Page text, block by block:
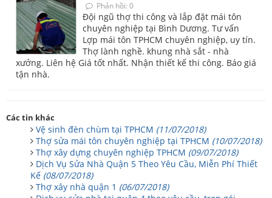
Phản hồi: 0
Đội ngũ thợ thi công và lắp đặt mái tôn
chuyên nghiệp tại Bình Dương. Tư vấn
Lợp mái tôn TPHCM chuyên nghiệp, uy tín.
Thợ lành nghề. khung nhà sắt - nhà
xưởng. Liên hệ Giá tốt nhất. Nhận thiết kế thi công. Báo giá
tận nhà.
Các tin khác
Vệ sinh đèn chùm tại TPHCM (11/07/2018)
Thợ sửa mái tôn chuyên nghiệp tại TPHCM (10/07/2018)
Thợ xây dựng chuyên nghiệp TPHCM (09/07/2018)
Dịch Vụ Sửa Nhà Quận 5 Theo Yêu Cầu, Miễn Phí Thiết
Kế (08/07/2018)
Thợ xây nhà quận 1 (06/07/2018)